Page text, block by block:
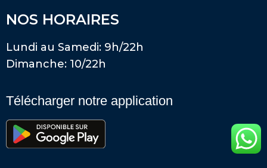
NOS HORAIRES
Lundi au Samedi: 9h/22h
Dimanche: 10/22h
Télécharger notre application